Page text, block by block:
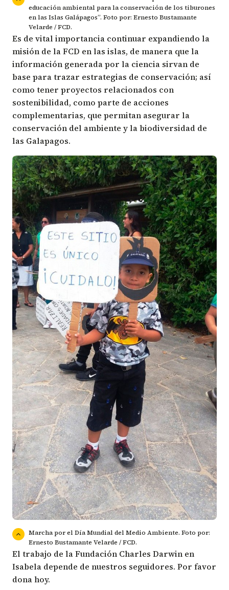
educación ambiental para la conservación de los tiburones
en las Islas Galápagos”. Foto por: Ernesto Bustamante
Velarde / FCD.
Es de vital importancia continuar expandiendo la
misión de la FCD en las islas, de manera que la
información generada por la ciencia sirvan de
base para trazar estrategias de conservación; así
como tener proyectos relacionados con
sostenibilidad, como parte de acciones
complementarias, que permitan asegurar la
conservación del ambiente y la biodiversidad de
las Galapagos.
Marcha por el Día Mundial del Medio Ambiente. Foto por:
Ernesto Bustamante Velarde / FCD.
El trabajo de la Fundación Charles Darwin en
Isabela depende de nuestros seguidores. Por favor
donahoy.